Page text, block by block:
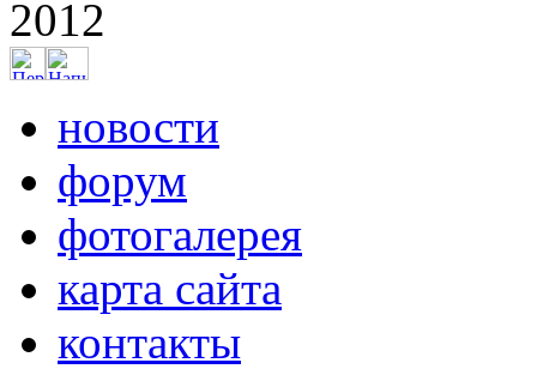
2012
новости
форум
фотогалерея
карта сайта
контакты